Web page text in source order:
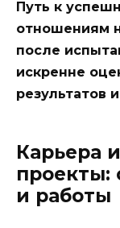
Путь к
отношениям
после
искренне
результатов
Карьера
проекты:
и работы